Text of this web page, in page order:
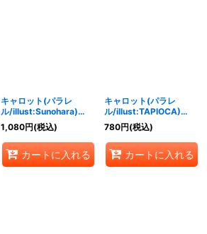
キャロット(パラレ
ル/illust:Sunohara)
【L/P】{OP08-021}
1,080円(税込)
カートに入れる
キャロット(パラレ
ル/illust:TAPIOCA)
【SR/P】{OP08-023}
780円(税込)
カートに入れる